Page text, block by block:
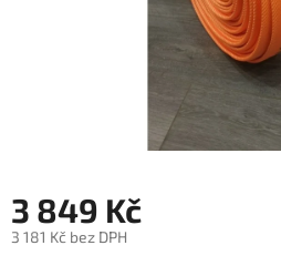
3 849 Kč
3 181 Kč bez DPH